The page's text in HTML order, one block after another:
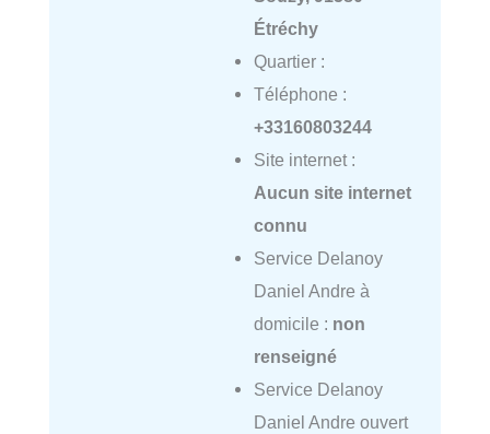
Étréchy
Quartier :
Téléphone :
+33160803244
Site internet :
Aucun site internet
connu
Service Delanoy
Daniel Andre à
domicile : non
renseigné
Service Delanoy
Daniel Andre ouvert